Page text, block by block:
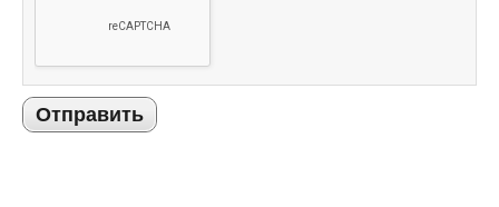
Отправить